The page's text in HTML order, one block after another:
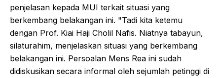
penjelasan kepada MUI terkait situasi yang
berkembang belakangan ini. "Tadi kita ketemu
dengan Prof. Kiai Haji Cholil Nafis. Niatnya tabayun,
silaturahim, menjelaskan situasi yang berkembang
belakangan ini. Persoalan Mens Rea ini sudah
didiskusikan secara informal oleh sejumlah petinggi di